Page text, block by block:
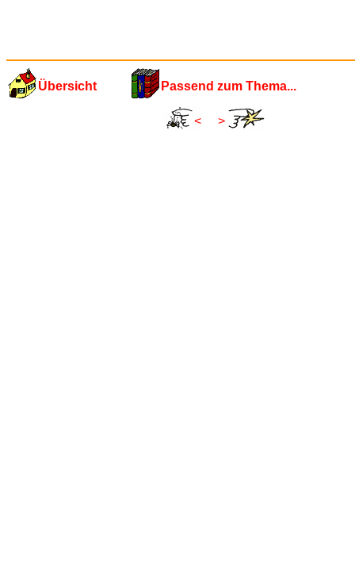
Übersicht Passend zum Thema...
< >